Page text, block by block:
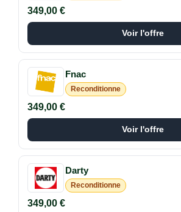
349,00 €
Voir l'offre
Fnac
Reconditionne
349,00 €
Voir l'offre
Darty
Reconditionne
349,00 €